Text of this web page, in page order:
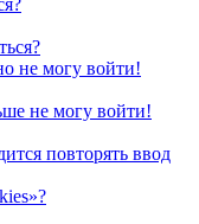
не могу войти!
не могу войти!
повторять ввод